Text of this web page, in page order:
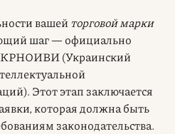
вашей торговой марки
шаг — официально
УКРНОИВИ (Украинский
Этот этап заключается
которая должна быть
законодательства.